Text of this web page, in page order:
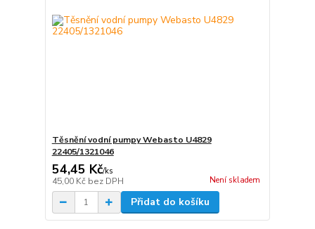
Těsnění vodní pumpy Webasto U4829
22405/1321046
54,45 Kč/ks
45,00 Kč bez DPH Není skladem
Přidat do košíku